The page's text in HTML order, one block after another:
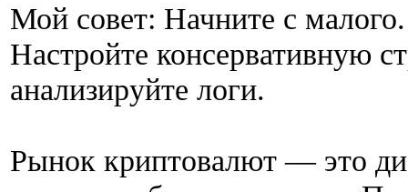
Мой совет: Начните с
Настройте консервативную
анализируйте логи.
Рынок криптовалют — это